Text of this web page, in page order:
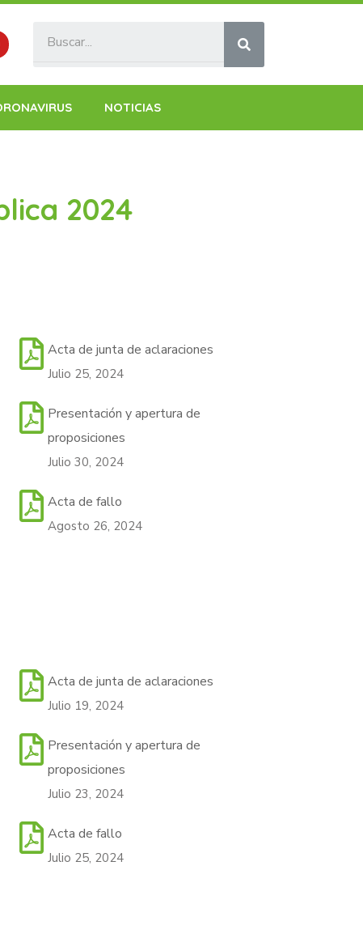
NOTICIAS
2024
Acta de junta de aclaraciones
Julio 25, 2024
Presentación y apertura de
proposiciones
Julio 30, 2024
Acta de fallo
Agosto 26, 2024
Acta de junta de aclaraciones
Julio 19, 2024
Presentación y apertura de
proposiciones
Julio 23, 2024
Acta de fallo
Julio 25, 2024